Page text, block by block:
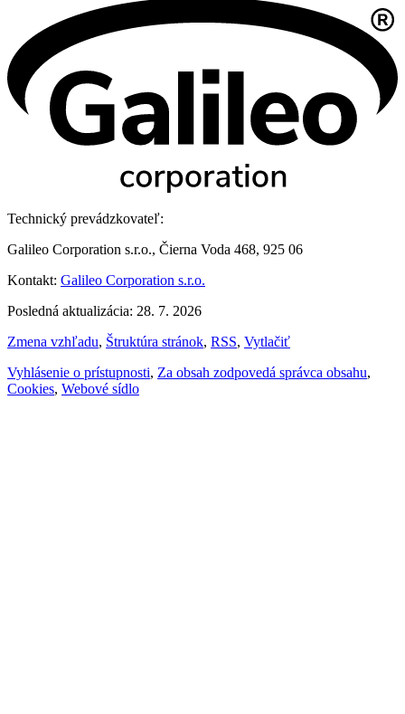
Technický prevádzkovateľ:
Galileo Corporation s.r.o., Čierna Voda 468, 925 06
Kontakt: Galileo Corporation s.r.o.
Posledná aktualizácia: 28. 7. 2026
Zmena vzhľadu, Štruktúra stránok, RSS, Vytlačiť
Vyhlásenie o prístupnosti, Za obsah zodpovedá správca obsahu,
Cookies, Webové sídlo